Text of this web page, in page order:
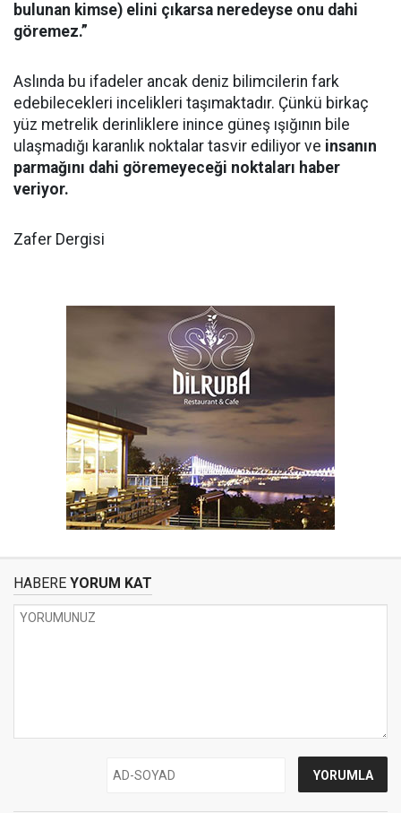
bulunan kimse) elini çıkarsa neredeyse onu dahi
göremez.”
Aslında bu ifadeler ancak deniz bilimcilerin fark
edebilecekleri incelikleri taşımaktadır. Çünkü birkaç
yüz metrelik derinliklere inince güneş ışığının bile
ulaşmadığı karanlık noktalar tasvir ediliyor ve insanın
parmağını dahi göremeyeceği noktaları haber
veriyor.
Zafer Dergisi
HABERE YORUM KAT